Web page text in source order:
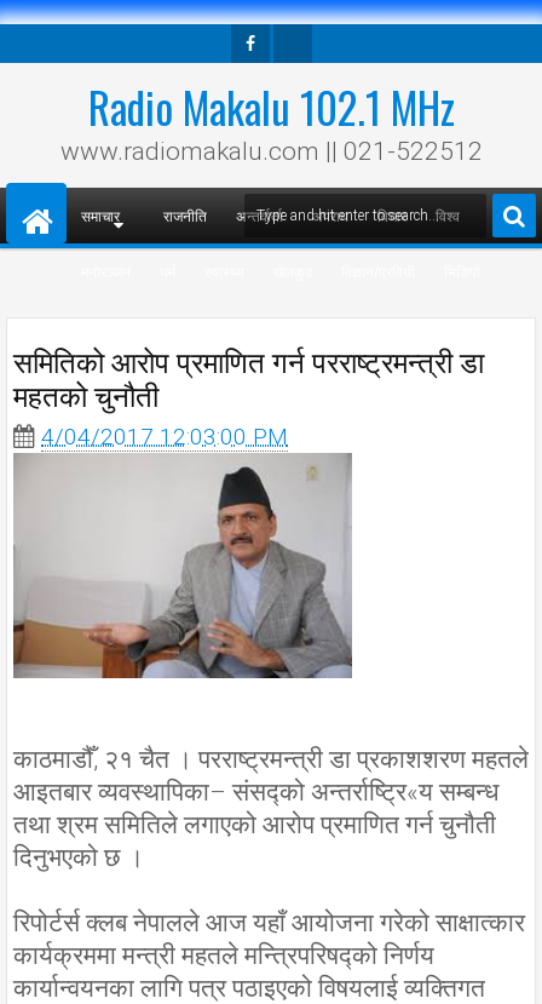
Radio Makalu 102.1 MHz
www.radiomakalu.com || 021-522512
समाचार राजनीति अन्तर्वार्ता अपराध विचार विश्व
समितिको आरोप प्रमाणित गर्न परराष्ट्रमन्त्री डा
महतको चुनौती
4/04/2017 12:03:00 PM
काठमाडौँ, २१ चैत । परराष्ट्रमन्त्री डा प्रकाशशरण महतले
आइतबार व्यवस्थापिका– संसद्को अन्तर्राष्ट्रि«य सम्बन्ध
तथा श्रम समितिले लगाएको आरोप प्रमाणित गर्न चुनौती
दिनुभएको छ ।
रिपोर्टर्स क्लब नेपालले आज यहाँ आयोजना गरेको साक्षात्कार
कार्यक्रममा मन्त्री महतले मन्त्रिपरिषद्को निर्णय
कार्यान्वयनका लागि पत्र पठाइएको विषयलाई व्यक्तिगत